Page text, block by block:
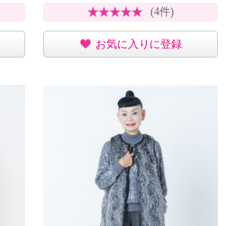
(4件)
お気に入りに登録